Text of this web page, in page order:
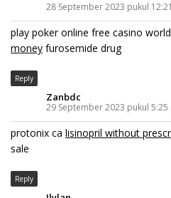
28 September 2023 pukul
play poker online free casino world
money furosemide drug
Reply
Zanbdc
29 September 2023 pukul 5:25
protonix ca lisinopril without
sale
Reply